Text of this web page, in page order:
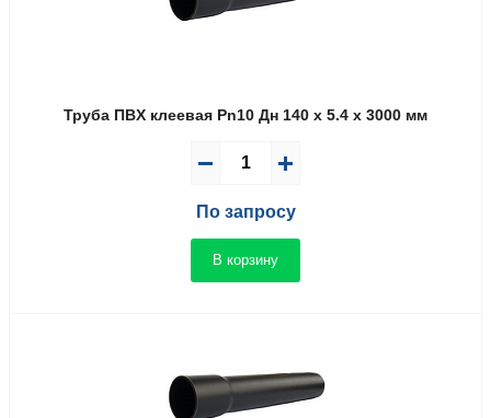
Труба ПВX клеевая Pn10 Дн 140 x 5.4 x 3000 мм
По запросу
В корзину